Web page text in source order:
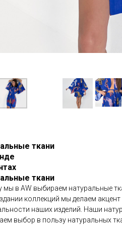
ткани
ткани
мы в AW выбираем натуральные
коллекций мы делаем
наших изделий. Наши
выбор в пользу натуральных